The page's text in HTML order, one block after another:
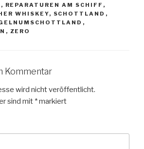
, REPARATUREN AM SCHIFF ,
WHISKEY, SCHOTTLAND ,
,
, ZERO
Kommentar
wird nicht veröffentlicht.
sind mit *markiert